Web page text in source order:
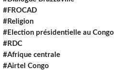
#FROCAD
#Religion
#Election présidentielle au Congo
#RDC
#Afrique centrale
#Airtel Congo